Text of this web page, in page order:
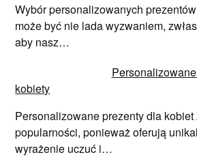
Wybór personalizowanych
może być nie lada wyzwaniem,
aby nasz…
kobiety
Personalizowane prezenty dla
popularności, ponieważ oferują
wyrażenie uczuć i…